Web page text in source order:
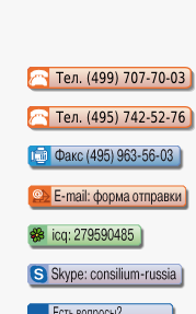
Аудиокниги слушать онлайн